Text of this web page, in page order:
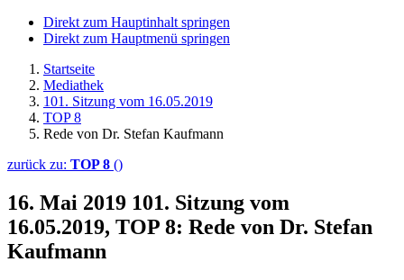
Direkt zum Hauptinhalt springen
Direkt zum Hauptmenü springen
Startseite
Mediathek
101. Sitzung vom 16.05.2019
TOP 8
Rede von Dr. Stefan Kaufmann
zurück zu: TOP 8 ()
16. Mai 2019 101. Sitzung vom
16.05.2019, TOP 8: Rede von Dr. Stefan
Kaufmann